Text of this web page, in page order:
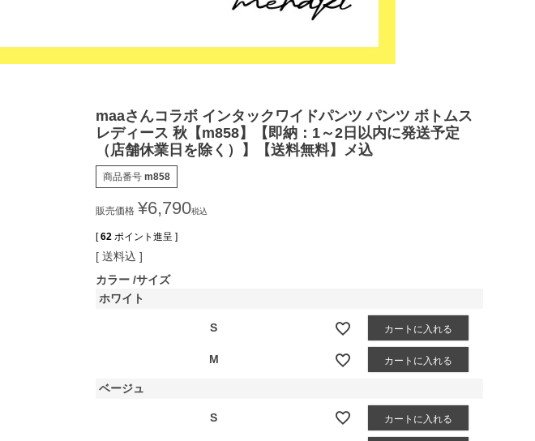
maaさんコラボ インタックワイドパンツ パンツ ボトムス
レディース 秋【m858】【即納：1～2日以内に発送予定
（店舗休業日を除く）】【送料無料】メ込
商品番号 m858
販売価格 ¥6,790税込
[ 62 ポイント進呈 ]
送料込
カラー サイズ
ホワイト
S カートに入れる
M カートに入れる
ベージュ
S カートに入れる